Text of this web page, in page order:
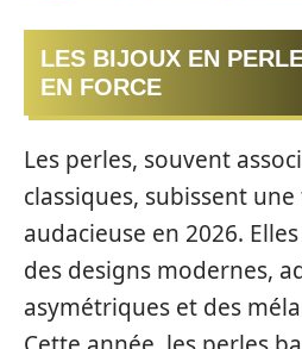
LES BIJOUX EN
EN FORCE
Les perles, souvent
classiques, subissent
audacieuse en 2026.
des designs modernes,
asymétriques et des